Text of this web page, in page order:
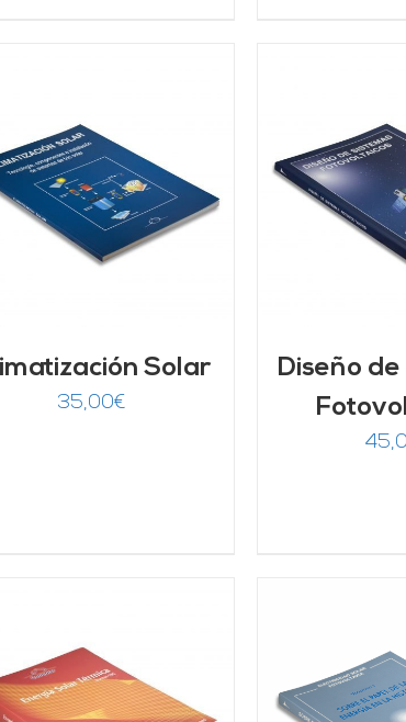
Solar
35,00€
AÑADIR AL CARRITO
DETALLES
Diseño
AÑADIR
AÑADIR AL CARRITO
/
AÑADIR